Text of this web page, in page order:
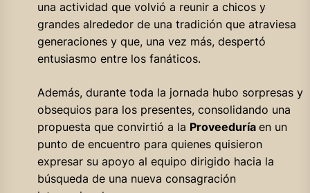
una actividad que volvió a reunir a chicos y
grandes alrededor de una tradición que atraviesa
generaciones y que, una vez más, despertó
entusiasmo entre los fanáticos.
Además, durante toda la jornada hubo sorpresas y
obsequios para los presentes, consolidando una
propuesta que convirtió a la Proveeduría en un
punto de encuentro para quienes quisieron
expresar su apoyo al equipo dirigido hacia la
búsqueda de una nueva consagración